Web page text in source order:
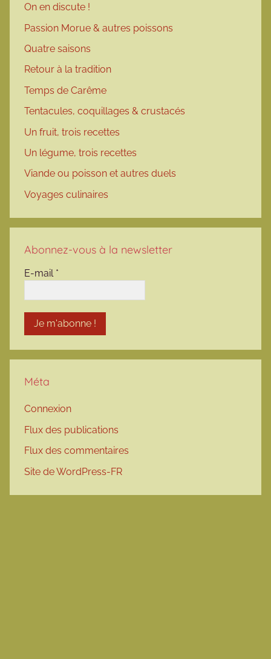
On en discute !
Passion Morue & autres poissons
Quatre saisons
Retour à la tradition
Temps de Carême
Tentacules, coquillages & crustacés
Un fruit, trois recettes
Un légume, trois recettes
Viande ou poisson et autres duels
Voyages culinaires
Abonnez-vous à la newsletter
E-mail *
Méta
Connexion
Flux des publications
Flux des commentaires
Site de WordPress-FR